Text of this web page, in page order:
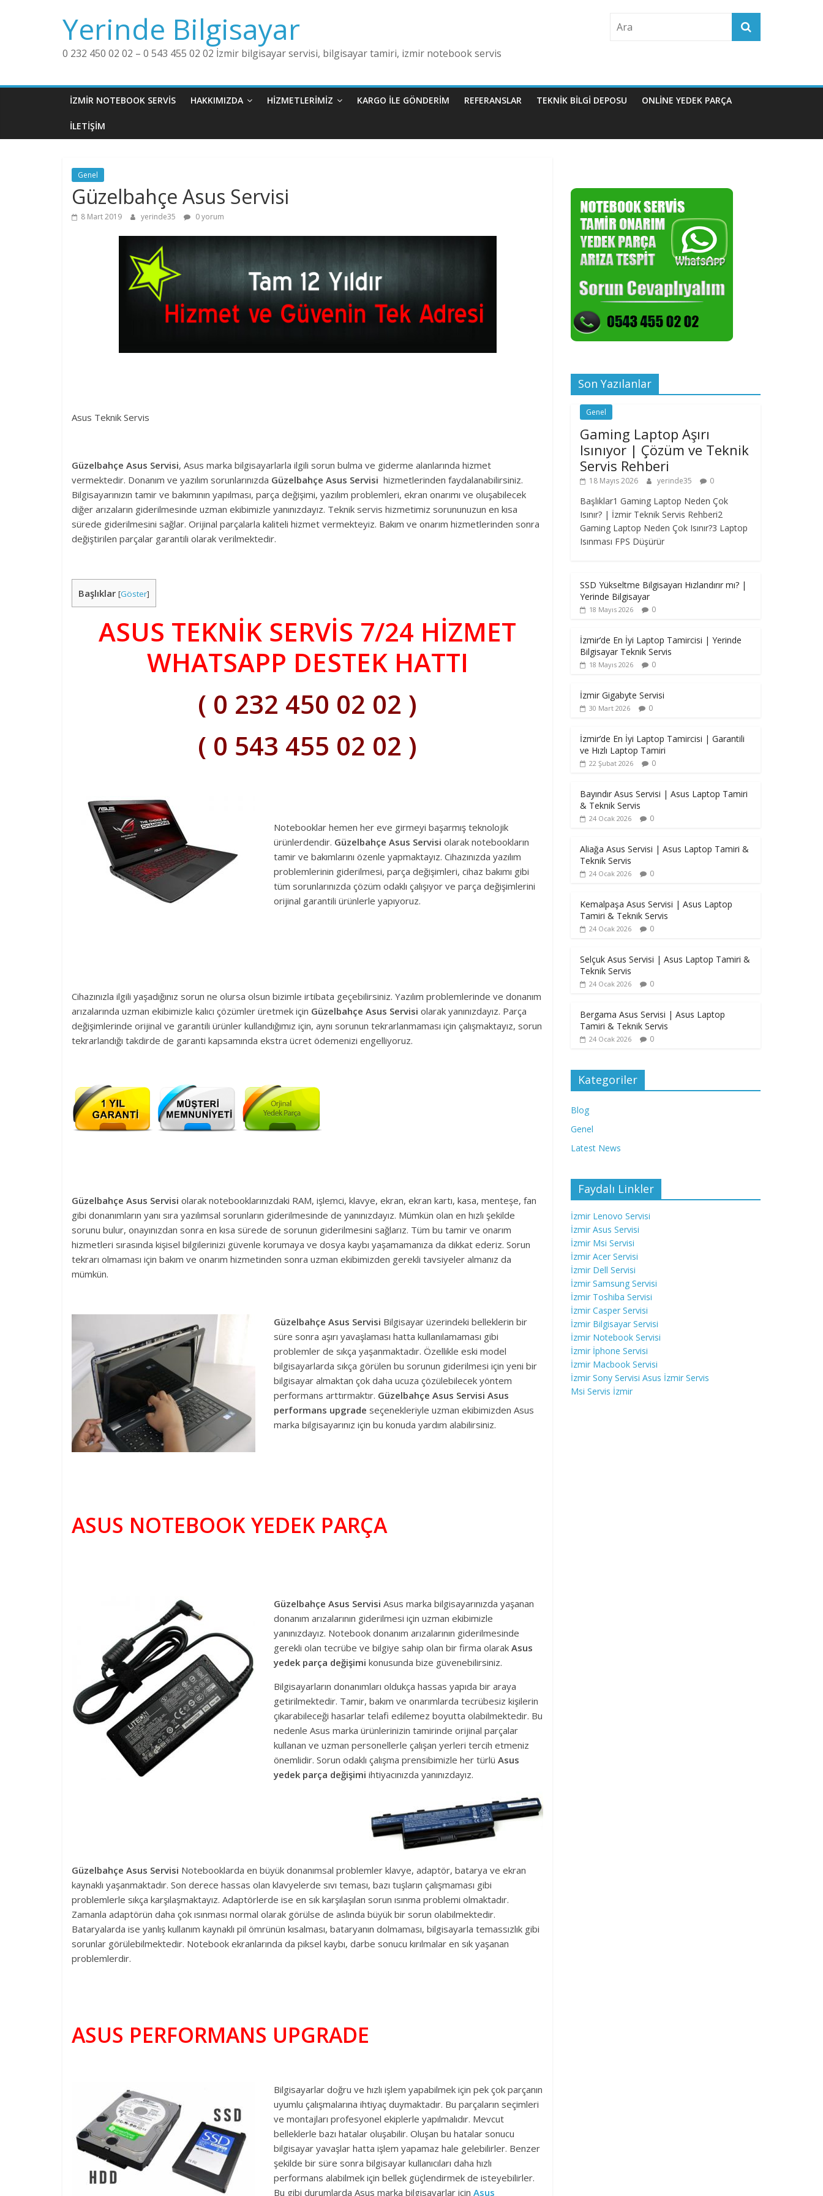
Yerinde Bilgisayar
0 232 450 02 02 – 0 543 455 02 02 İzmir bilgisayar servisi, bilgisayar tamiri, izmir notebook servis
İZMİR NOTEBOOK SERVİS HAKKIMIZDA HİZMETLERİMİZ KARGO İLE GÖNDERİM REFERANSLAR TEKNIK BILGI DEPOSU ONLİNE YEDEK PARÇA
İLETİŞİM
Genel
Güzelbahçe Asus Servisi
8 Mart 2019 yerinde35 0 yorum
Asus Teknik Servis
Güzelbahçe Asus Servisi, Asus marka bilgisayarlarla ilgili sorun bulma ve giderme alanlarında hizmet
vermektedir. Donanım ve yazılım sorunlarınızda Güzelbahçe Asus Servisi hizmetlerinden faydalanabilirsiniz.
Bilgisayarınızın tamir ve bakımının yapılması, parça değişimi, yazılım problemleri, ekran onarımı ve oluşabilecek
diğer arızaların giderilmesinde uzman ekibimizle yanınızdayız. Teknik servis hizmetimiz sorununuzun en kısa
sürede giderilmesini sağlar. Orijinal parçalarla kaliteli hizmet vermekteyiz. Bakım ve onarım hizmetlerinden sonra
değiştirilen parçalar garantili olarak verilmektedir.
Başlıklar [Göster]
ASUS TEKNİK SERVİS 7/24 HİZMET
WHATSAPP DESTEK HATTI
( 0 232 450 02 02 )
( 0 543 455 02 02 )
Notebooklar hemen her eve girmeyi başarmış teknolojik
ürünlerdendir. Güzelbahçe Asus Servisi olarak notebookların
tamir ve bakımlarını özenle yapmaktayız. Cihazınızda yazılım
problemlerinin giderilmesi, parça değişimleri, cihaz bakımı gibi
tüm sorunlarınızda çözüm odaklı çalışıyor ve parça değişimlerini
orijinal garantili ürünlerle yapıyoruz.
Cihazınızla ilgili yaşadığınız sorun ne olursa olsun bizimle irtibata geçebilirsiniz. Yazılım problemlerinde ve donanım
arızalarında uzman ekibimizle kalıcı çözümler üretmek için Güzelbahçe Asus Servisi olarak yanınızdayız. Parça
değişimlerinde orijinal ve garantili ürünler kullandığımız için, aynı sorunun tekrarlanmaması için çalışmaktayız, sorun
tekrarlandığı takdirde de garanti kapsamında ekstra ücret ödemenizi engelliyoruz.
Güzelbahçe Asus Servisi olarak notebooklarınızdaki RAM, işlemci, klavye, ekran, ekran kartı, kasa, menteşe, fan
gibi donanımların yanı sıra yazılımsal sorunların giderilmesinde de yanınızdayız. Mümkün olan en hızlı şekilde
sorunu bulur, onayınızdan sonra en kısa sürede de sorunun giderilmesini sağlarız. Tüm bu tamir ve onarım
hizmetleri sırasında kişisel bilgilerinizi güvenle korumaya ve dosya kaybı yaşamamanıza da dikkat ederiz. Sorun
tekrarı olmaması için bakım ve onarım hizmetinden sonra uzman ekibimizden gerekli tavsiyeler almanız da
mümkün.
Güzelbahçe Asus Servisi Bilgisayar üzerindeki belleklerin bir
süre sonra aşırı yavaşlaması hatta kullanılamaması gibi
problemler de sıkça yaşanmaktadır. Özellikle eski model
bilgisayarlarda sıkça görülen bu sorunun giderilmesi için yeni bir
bilgisayar almaktan çok daha ucuza çözülebilecek yöntem
performans arttırmaktır. Güzelbahçe Asus Servisi Asus
performans upgrade seçenekleriyle uzman ekibimizden Asus
marka bilgisayarınız için bu konuda yardım alabilirsiniz.
ASUS NOTEBOOK YEDEK PARÇA
Güzelbahçe Asus Servisi Asus marka bilgisayarınızda yaşanan
donanım arızalarının giderilmesi için uzman ekibimizle
yanınızdayız. Notebook donanım arızalarının giderilmesinde
gerekli olan tecrübe ve bilgiye sahip olan bir firma olarak Asus
yedek parça değişimi konusunda bize güvenebilirsiniz.
Bilgisayarların donanımları oldukça hassas yapıda bir araya
getirilmektedir. Tamir, bakım ve onarımlarda tecrübesiz kişilerin
çıkarabileceği hasarlar telafi edilemez boyutta olabilmektedir. Bu
nedenle Asus marka ürünlerinizin tamirinde orijinal parçalar
kullanan ve uzman personellerle çalışan yerleri tercih etmeniz
önemlidir. Sorun odaklı çalışma prensibimizle her türlü Asus
yedek parça değişimi ihtiyacınızda yanınızdayız.
Güzelbahçe Asus Servisi Notebooklarda en büyük donanımsal problemler klavye, adaptör, batarya ve ekran
kaynaklı yaşanmaktadır. Son derece hassas olan klavyelerde sıvı teması, bazı tuşların çalışmaması gibi
problemlerle sıkça karşılaşmaktayız. Adaptörlerde ise en sık karşılaşılan sorun ısınma problemi olmaktadır.
Zamanla adaptörün daha çok ısınması normal olarak görülse de aslında büyük bir sorun olabilmektedir.
Bataryalarda ise yanlış kullanım kaynaklı pil ömrünün kısalması, bataryanın dolmaması, bilgisayarla temassızlık gibi
sorunlar görülebilmektedir. Notebook ekranlarında da piksel kaybı, darbe sonucu kırılmalar en sık yaşanan
problemlerdir.
ASUS PERFORMANS UPGRADE
Bilgisayarlar doğru ve hızlı işlem yapabilmek için pek çok parçanın
uyumlu çalışmalarına ihtiyaç duymaktadır. Bu parçaların seçimleri
ve montajları profesyonel ekiplerle yapılmalıdır. Mevcut
belleklerle bazı hatalar oluşabilir. Oluşan bu hatalar sonucu
bilgisayar yavaşlar hatta işlem yapamaz hale gelebilirler. Benzer
şekilde bir süre sonra bilgisayar kullanıcıları daha hızlı
performans alabilmek için bellek güçlendirmek de isteyebilirler.
Bu gibi durumlarda Asus marka bilgisayarlar için Asus
Son Yazılanlar
Genel
Gaming Laptop Aşırı
Isınıyor | Çözüm ve Teknik
Servis Rehberi
18 Mayıs 2026 yerinde35 0
Başlıklar1 Gaming Laptop Neden Çok
Isınır? | İzmir Teknik Servis Rehberi2
Gaming Laptop Neden Çok Isınır?3 Laptop
Isınması FPS Düşürür
SSD Yükseltme Bilgisayarı Hızlandırır mı? |
Yerinde Bilgisayar
18 Mayıs 2026 0
İzmir’de En İyi Laptop Tamircisi | Yerinde
Bilgisayar Teknik Servis
18 Mayıs 2026 0
İzmir Gigabyte Servisi
30 Mart 2026 0
İzmir’de En İyi Laptop Tamircisi | Garantili
ve Hızlı Laptop Tamiri
22 Şubat 2026 0
Bayındır Asus Servisi | Asus Laptop Tamiri
& Teknik Servis
24 Ocak 2026 0
Aliağa Asus Servisi | Asus Laptop Tamiri &
Teknik Servis
24 Ocak 2026 0
Kemalpaşa Asus Servisi | Asus Laptop
Tamiri & Teknik Servis
24 Ocak 2026 0
Selçuk Asus Servisi | Asus Laptop Tamiri &
Teknik Servis
24 Ocak 2026 0
Bergama Asus Servisi | Asus Laptop
Tamiri & Teknik Servis
24 Ocak 2026 0
Kategoriler
Blog
Genel
Latest News
Faydalı Linkler
İzmir Lenovo Servisi
İzmir Asus Servisi
İzmir Msi Servisi
İzmir Acer Servisi
İzmir Dell Servisi
İzmir Samsung Servisi
İzmir Toshiba Servisi
İzmir Casper Servisi
İzmir Bilgisayar Servisi
İzmir Notebook Servisi
İzmir İphone Servisi
İzmir Macbook Servisi
İzmir Sony Servisi Asus İzmir Servis
Msi Servis İzmir